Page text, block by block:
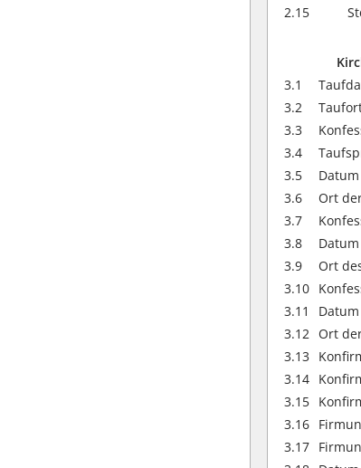
2.15
3.1
3.2
3.3
3.4
3.5
3.6
Ort
3.7
3.8
3.9
Ort
3.10
3.11
3.12 Ort
3.13
3.14
3.15
3.16
3.17